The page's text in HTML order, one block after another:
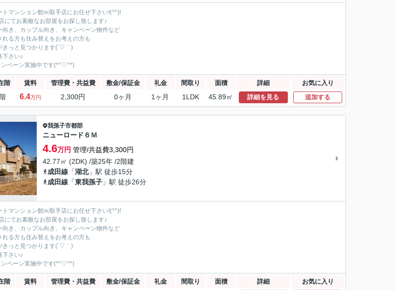
トマンション館㈱取手店にお任せ下さい!(^^)!
にてお素敵なお部屋をお探し致します♪
向き、カップル向き、キャンペーン物件など
る方も住み替えをお考えの方も
きっと見つかります(´▽｀)
下さい♪
ペーン実施中です(*^▽^*)
階 賃料 管理費・共益費 敷金/保証金 礼金 間取り 面積 詳細 お気に入り
6.4万円 2,300円 0ヶ月 1ヶ月 1LDK 45.89㎡ 詳細を見る 追加する
我孫子市都部
ニューロード６Ｍ
4.6万円 管理/共益費3,300円
42.77㎡ (2DK) /築25年 /2階建
成田線 「湖北」駅 徒歩15分
成田線 「東我孫子 」駅 徒歩26分
トマンション館㈱取手店にお任せ下さい!(^^)!
にてお素敵なお部屋をお探し致します♪
向き、カップル向き、キャンペーン物件など
る方も住み替えをお考えの方も
きっと見つかります(´▽｀)
下さい♪
ペーン実施中です(*^▽^*)
階 賃料 管理費・共益費 敷金/保証金 礼金 間取り 面積 詳細 お気に入り